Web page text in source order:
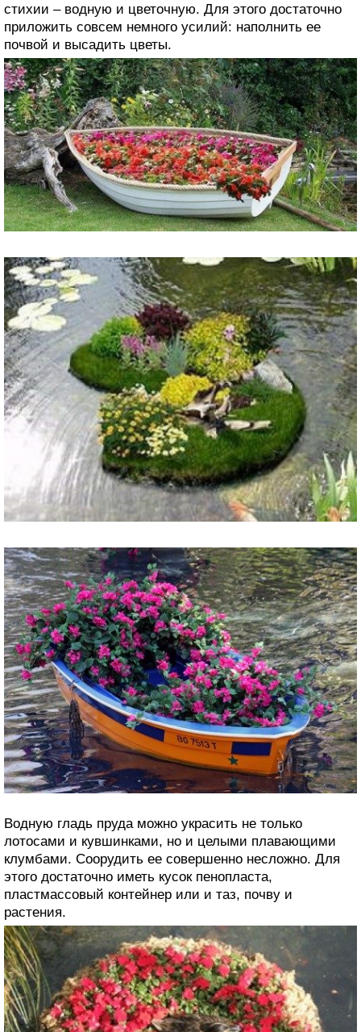
стихии – водную и цветочную. Для этого достаточно
приложить совсем немного усилий: наполнить ее
почвой и высадить цветы.
Водную гладь пруда можно украсить не только
лотосами и кувшинками, но и целыми плавающими
клумбами. Соорудить ее совершенно несложно. Для
этого достаточно иметь кусок пенопласта,
пластмассовый контейнер или и таз, почву и
растения.